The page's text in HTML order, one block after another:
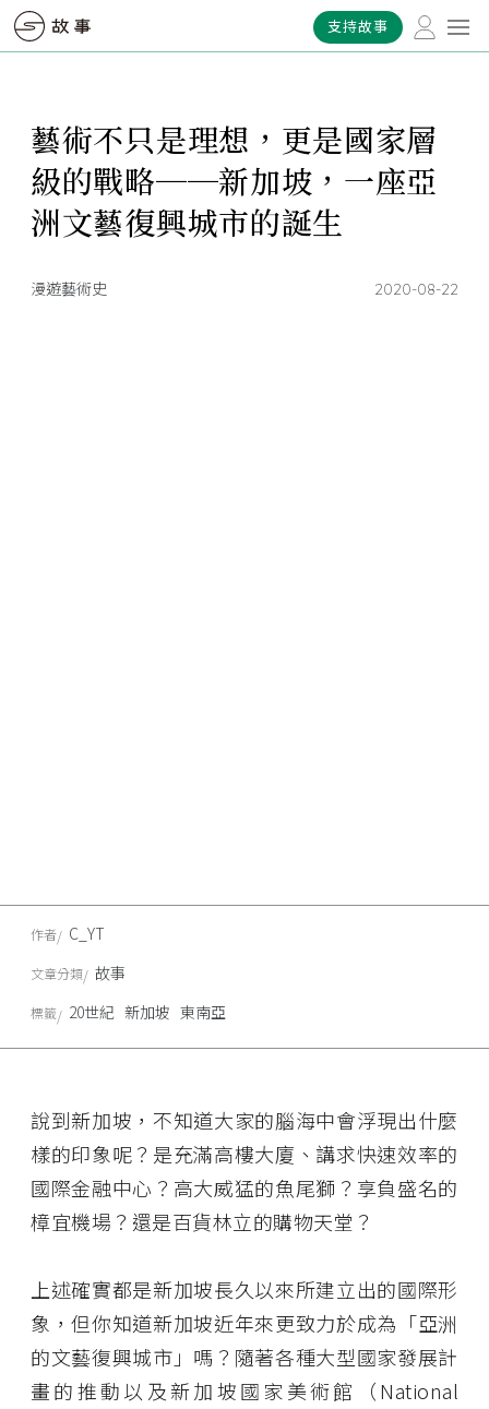
支持故事
藝術不只是理想，更是國家層
級的戰略──新加坡，一座亞
洲文藝復興城市的誕生
漫遊藝術史 2020-08-22
說到新加坡，不知道大家的腦海中會浮現出什麼
樣的印象呢？是充滿高樓大廈、講求快速效率的
國際金融中心？高大威猛的魚尾獅？享負盛名的
樟宜機場？還是百貨林立的購物天堂？
上述確實都是新加坡長久以來所建立出的國際形
象，但你知道新加坡近年來更致力於成為「亞洲
的文藝復興城市」嗎？隨著各種大型國家發展計
畫的推動以及新加坡國家美術館（National
作者 C_YT
文章分類 故事
標籤 20世紀 新加坡 東南亞